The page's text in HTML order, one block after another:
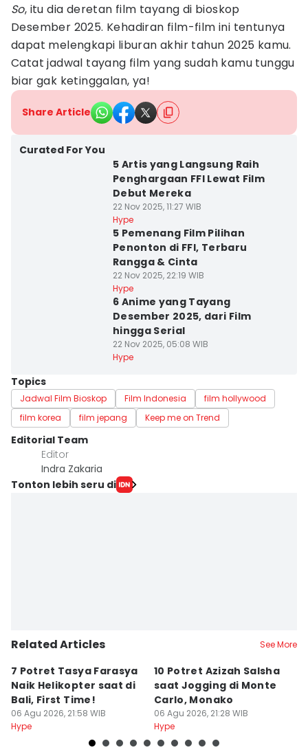
So, itu dia deretan film tayang di bioskop
Desember 2025. Kehadiran film-film ini tentunya
dapat melengkapi liburan akhir tahun 2025 kamu.
Catat jadwal tayang film yang sudah kamu tunggu
biar gak ketinggalan, ya!
Share Article
Curated For You
5 Artis yang Langsung Raih
Penghargaan FFI Lewat Film
Debut Mereka
22 Nov 2025, 11:27 WIB
Hype
5 Pemenang Film Pilihan
Penonton di FFI, Terbaru
Rangga & Cinta
22 Nov 2025, 22:19 WIB
Hype
6 Anime yang Tayang
Desember 2025, dari Film
hingga Serial
22 Nov 2025, 05:08 WIB
Hype
Topics
Jadwal Film Bioskop Film Indonesia
film hollywood
film korea
film jepang Keep me on Trend
Editorial Team
Editor
Indra Zakaria
Tonton lebih seru di
Related Articles See More
7 Potret Tasya Farasya
Naik Helikopter saat di
Bali, First Time!
06 Agu 2026, 21:58 WIB
Hype
10 Potret Azizah Salsha
saat Jogging di Monte
Carlo, Monako
06 Agu 2026, 21:28 WIB
Hype